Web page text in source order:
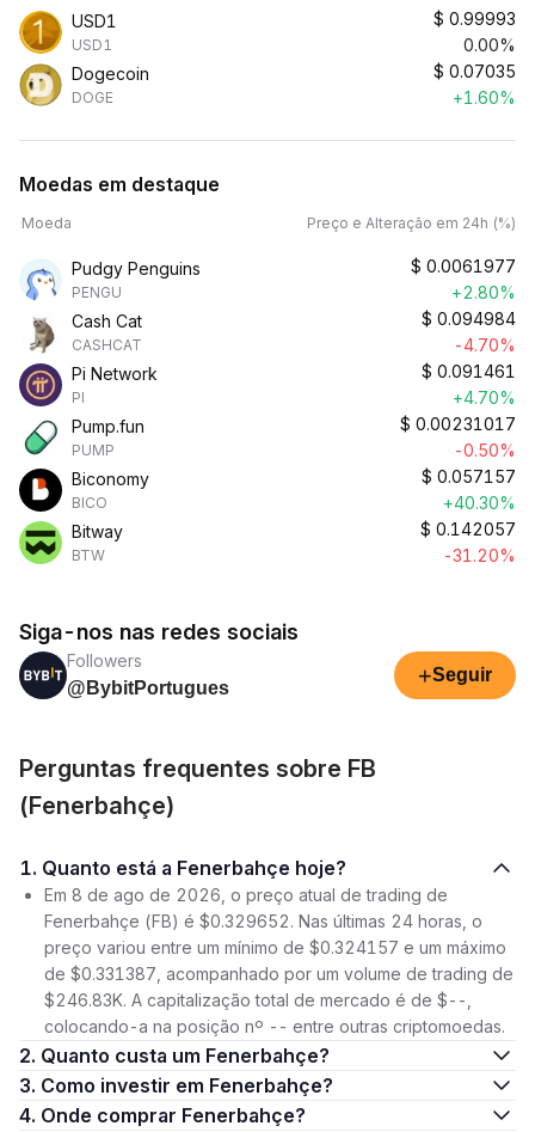
USD1
USD1
$ 0.99993
0.00%
Dogecoin
DOGE
$ 0.07035
+1.60%
Moedas em destaque
Moeda Preço e Alteração em 24h (%)
Pudgy Penguins
PENGU
$ 0.0061977
+2.80%
Cash Cat
CASHCAT
$ 0.094984
-4.70%
Pi Network
PI
$ 0.091461
+4.70%
Pump.fun
PUMP
$ 0.00231017
-0.50%
Biconomy
BICO
$ 0.057157
+40.30%
Bitway
BTW
$ 0.142057
-31.20%
Siga-nos nas redes sociais
Followers
@BybitPortugues
+Seguir
Perguntas frequentes sobre FB
(Fenerbahçe)
1. Quanto está a Fenerbahçe hoje?
Em 8 de ago de 2026, o preço atual de trading de
Fenerbahçe (FB) é $0.329652. Nas últimas 24 horas, o
preço variou entre um mínimo de $0.324157 e um máximo
de $0.331387, acompanhado por um volume de trading de
$246.83K. A capitalização total de mercado é de $--,
colocando-a na posição nº -- entre outras criptomoedas.
2. Quanto custa um Fenerbahçe?
3. Como investir em Fenerbahçe?
4. Onde comprar Fenerbahçe?